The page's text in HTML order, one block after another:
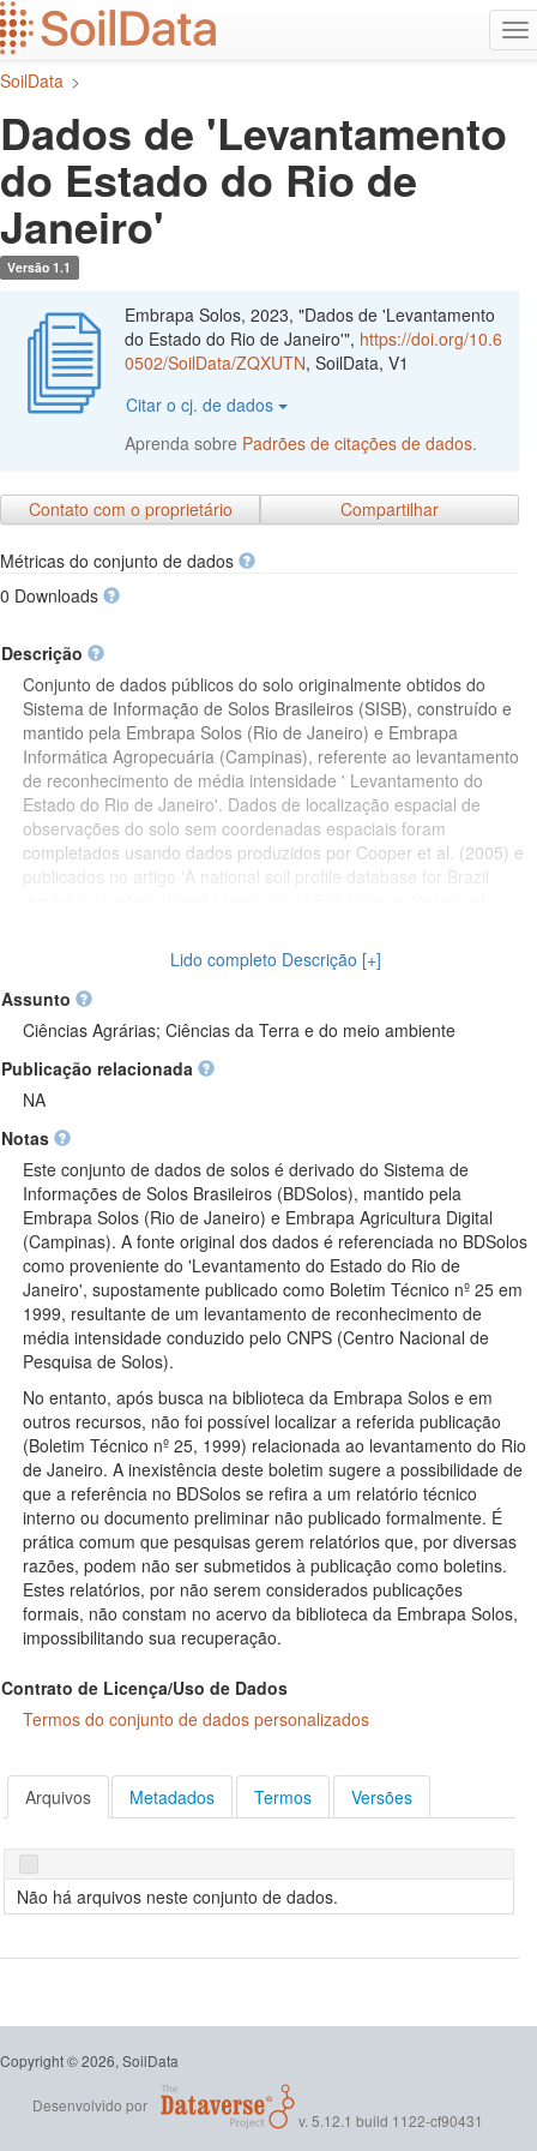
Ir
para
o
conteúdo
SoilData >
Dados de 'Levantamento
do Estado do Rio de
Janeiro'
Versão 1.1
Embrapa Solos, 2023, "Dados de 'Levantamento
do Estado do Rio de Janeiro'", https://doi.org/10.6
0502/SoilData/ZQXUTN, SoilData, V1
Citar o cj. de dados
Aprenda sobre Padrões de citações de dados.
Contato com o proprietário Compartilhar
Métricas do conjunto de dados
0 Downloads
Descrição
Conjunto de dados públicos do solo originalmente obtidos do
Sistema de Informação de Solos Brasileiros (SISB), construído e
mantido pela Embrapa Solos (Rio de Janeiro) e Embrapa
Informática Agropecuária (Campinas), referente ao levantamento
de reconhecimento de média intensidade ' Levantamento do
Estado do Rio de Janeiro'. Dados de localização espacial de
observações do solo sem coordenadas espaciais foram
completados usando dados produzidos por Cooper et al. (2005) e
publicados no artigo 'A national soil profile database for Brazil
descritiva para inferir sobre as coordenadas espaciais mais
prováveis usando serviços de mapas online como o Google Maps
e o Google Earth. Erros e inconsistências nos dados das
coordenadas espaciais das observações foram corrigidos
manualmente visualizando as respectivas observações no Google
Maps. Nos casos em que dados sobre o sistema de coordenadas
de referência não estava disponível, adotou-se o WGS 84 como
e realizadas atualizações no nome do município e código da
unidade federativa onde as observações foram realizadas. Dados
do conteúdo de ferro apresentando valores discrepantes foram
corrigidos depois de consultar o relatório do levantamento do solo
onde originalmente foram publicados. A fim de preservar a
conexão dos dados com o SISB, usa-se o mesmo código de
identificação daquele sistema para o conjunto de dados, assim
como o código de identificação de cada observação corresponde
ao código do perfil do solo no SISB e o código das amostras
corresponde ao código dos horizontes. Todas os demais dados
conjunto de dados como um todo. Nenhum item técnico-científico
do SISB e seu respectivo banco de dados que seja fruto da
atividade intelectual, criativa, inovadora e inédita dos projetos
conduzidos pela Embrapa foi ou é usado para organizar
estruturalmente a presente versão do conjunto de dados. O
emprego deste conjunto de dados para finalidades profissionais
e/ou comerciais deve ser precedido pelo contato com a Embrapa.
Lido completo Descrição [+]
Assunto
Ciências Agrárias; Ciências da Terra e do meio ambiente
Publicação relacionada
NA
Notas
Este conjunto de dados de solos é derivado do Sistema de
Informações de Solos Brasileiros (BDSolos), mantido pela
Embrapa Solos (Rio de Janeiro) e Embrapa Agricultura Digital
(Campinas). A fonte original dos dados é referenciada no BDSolos
como proveniente do 'Levantamento do Estado do Rio de
Janeiro', supostamente publicado como Boletim Técnico nº 25 em
1999, resultante de um levantamento de reconhecimento de
média intensidade conduzido pelo CNPS (Centro Nacional de
Pesquisa de Solos).
No entanto, após busca na biblioteca da Embrapa Solos e em
outros recursos, não foi possível localizar a referida publicação
(Boletim Técnico nº 25, 1999) relacionada ao levantamento do Rio
de Janeiro. A inexistência deste boletim sugere a possibilidade de
que a referência no BDSolos se refira a um relatório técnico
interno ou documento preliminar não publicado formalmente. É
prática comum que pesquisas gerem relatórios que, por diversas
razões, podem não ser submetidos à publicação como boletins.
Estes relatórios, por não serem considerados publicações
formais, não constam no acervo da biblioteca da Embrapa Solos,
impossibilitando sua recuperação.
Contrato de Licença/Uso de Dados
Termos do conjunto de dados personalizados
Arquivos Metadados Termos Versões
Não há arquivos neste conjunto de dados.
Copyright © 2026, SoilData
Desenvolvido por
v. 5.12.1 build 1122-cf90431